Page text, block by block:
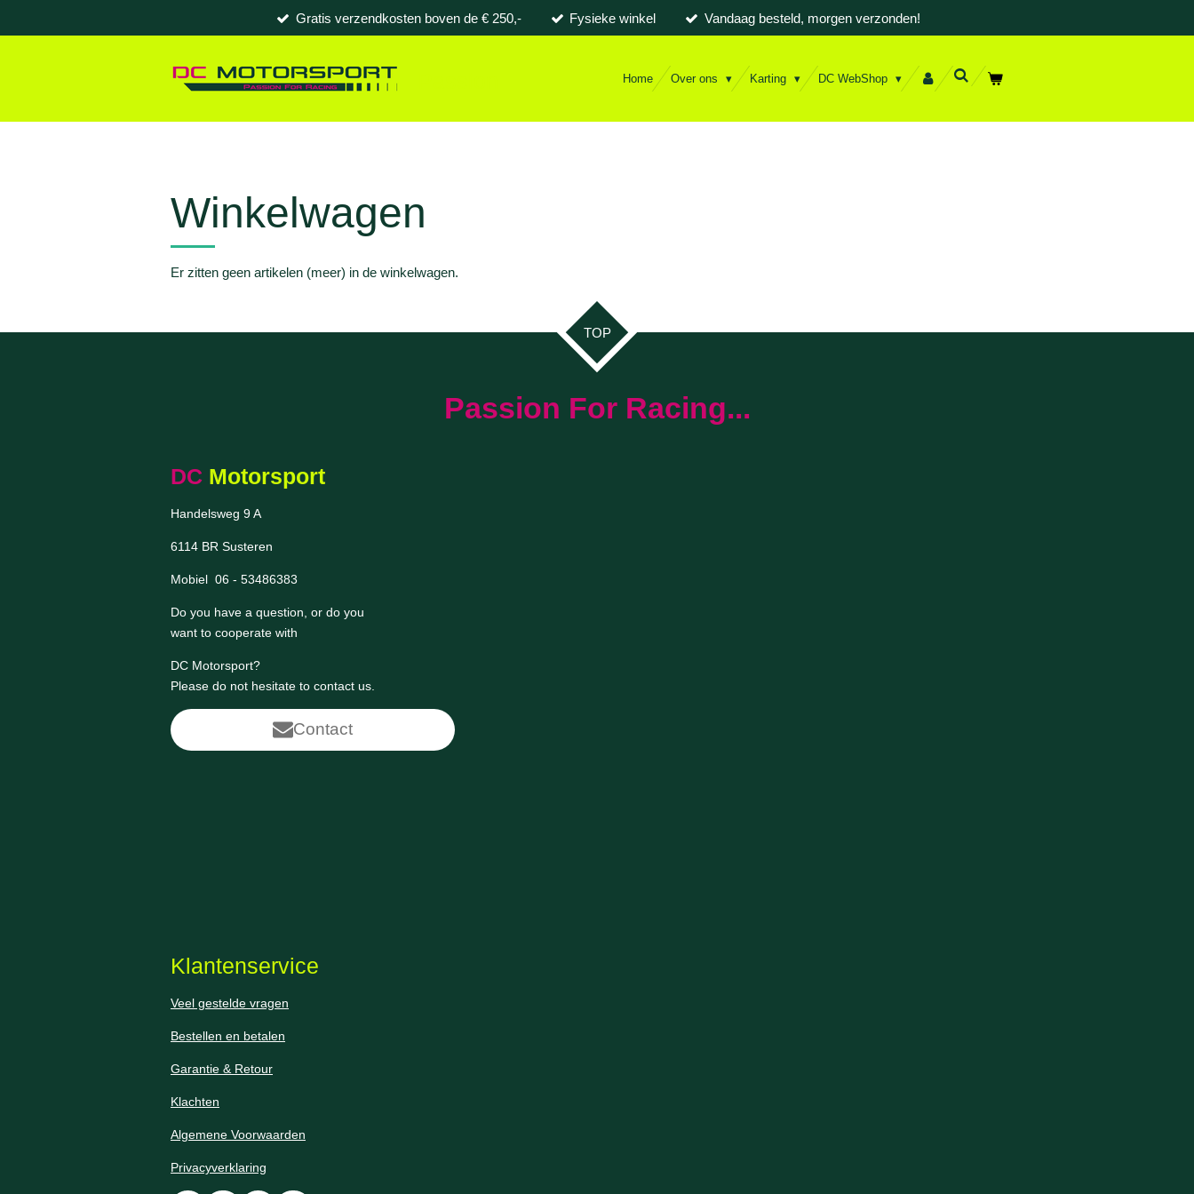
Gratis verzendkosten boven de € 250,- Fysieke winkel Vandaag besteld, morgen verzonden!
Home Over ons Karting DC WebShop
Winkelwagen
Er zitten geen artikelen (meer) in de winkelwagen.
TOP
Passion For Racing...
DC Motorsport
Handelsweg 9 A
6114 BR Susteren
Mobiel 06 - 53486383
Do you have a question, or do you
want to cooperate with
DC Motorsport?
Please do not hesitate to contact us.
Contact
Klantenservice
Veel gestelde vragen
Bestellen en betalen
Garantie & Retour
Klachten
Algemene Voorwaarden
Privacyverklaring